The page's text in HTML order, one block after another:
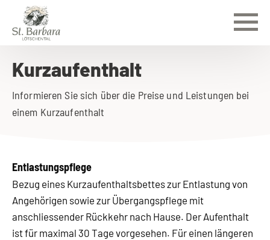
Kurzaufenthalt
Informieren Sie sich über die Preise und Leistungen bei
einem Kurzaufenthalt
Entlastungspflege
Bezug eines Kurzaufenthaltsbettes zur Entlastung von
Angehörigen sowie zur Übergangspflege mit
anschliessender Rückkehr nach Hause. Der Aufenthalt
ist für maximal 30 Tage vorgesehen. Für einen längeren